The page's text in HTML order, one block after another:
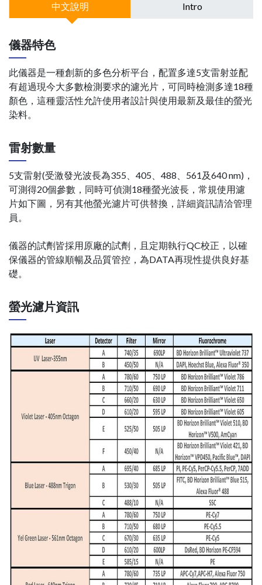
中文說明 Intro
儀器特色
此儀器是一種創新的多色分析平台，配置多達5支雷射並配
有超過現今大多數檢測要求的濾光片，可同時檢測多達18種
顏色，這種靈活性允許使用者設計與使用最新及最佳的螢光
染料。
雷射數量
5支雷射(受激發光波長為355、405、488、561及640 nm)，
可測得20個參數，同時可偵測18種螢光波長，常規使用濾
片如下圖，另有其他螢光濾片可供替換，詳細資訊請洽管理
員。
儀器的試劑皆採用原廠的試劑，且定期執行QC校正，以確
保儀器的管線順暢及品質管控，為DATA再現性提供良好基
礎。
螢光濾片資訊